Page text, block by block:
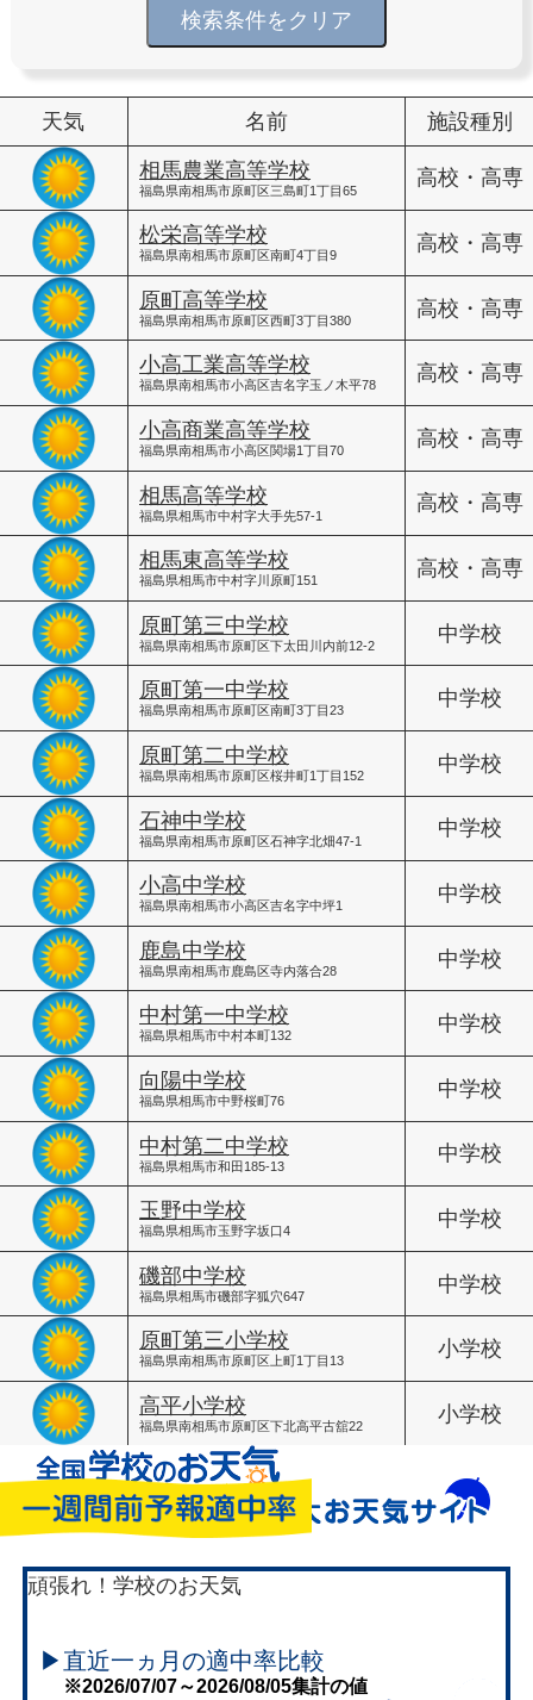
検索条件をクリア
天気 名前 施設種別
相馬農業高等学校
福島県南相馬市原町区三島町1丁目65
高校・高専
松栄高等学校
福島県南相馬市原町区南町4丁目9
高校・高専
原町高等学校
福島県南相馬市原町区西町3丁目380
高校・高専
小高工業高等学校
福島県南相馬市小高区吉名字玉ノ木平78
高校・高専
小高商業高等学校
福島県南相馬市小高区関場1丁目70
高校・高専
相馬高等学校
福島県相馬市中村字大手先57-1
高校・高専
相馬東高等学校
福島県相馬市中村字川原町151
高校・高専
原町第三中学校
福島県南相馬市原町区下太田川内前12-2
中学校
原町第一中学校
福島県南相馬市原町区南町3丁目23
中学校
原町第二中学校
福島県南相馬市原町区桜井町1丁目152
中学校
石神中学校
福島県南相馬市原町区石神字北畑47-1
中学校
小高中学校
福島県南相馬市小高区吉名字中坪1
中学校
鹿島中学校
福島県南相馬市鹿島区寺内落合28
中学校
中村第一中学校
福島県相馬市中村本町132
中学校
向陽中学校
福島県相馬市中野桜町76
中学校
中村第二中学校
福島県相馬市和田185-13
中学校
玉野中学校
福島県相馬市玉野字坂口4
中学校
磯部中学校
福島県相馬市磯部字狐穴647
中学校
原町第三小学校
福島県南相馬市原町区上町1丁目13
小学校
高平小学校
福島県南相馬市原町区下北高平古舘22
小学校
頑張れ！学校のお天気
▶直近一ヵ月の適中率比較
※2026/07/07～2026/08/05集計の値